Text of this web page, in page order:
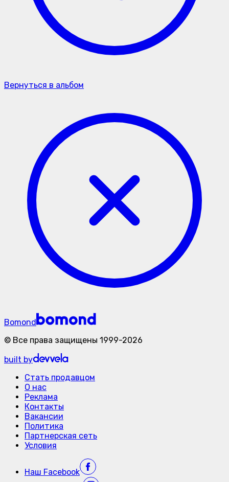
Вернуться в альбом
Bomond
© Все права защищены 1999-2026
built by
Стать продавцом
О нас
Реклама
Контакты
Вакансии
Политика
Партнерская сеть
Условия
Наш Facebook